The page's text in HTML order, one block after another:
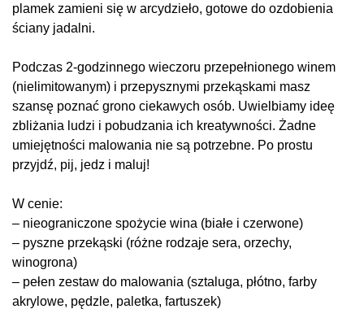
plamek zamieni się w arcydzieło, gotowe do ozdobienia
ściany jadalni.
Podczas 2-godzinnego wieczoru przepełnionego winem
(nielimitowanym) i przepysznymi przekąskami masz
szansę poznać grono ciekawych osób. Uwielbiamy ideę
zbliżania ludzi i pobudzania ich kreatywności. Żadne
umiejętności malowania nie są potrzebne. Po prostu
przyjdź, pij, jedz i maluj!
W cenie:
– nieograniczone spożycie wina (białe i czerwone)
– pyszne przekąski (różne rodzaje sera, orzechy,
winogrona)
– pełen zestaw do malowania (sztaluga, płótno, farby
akrylowe, pędzle, paletka, fartuszek)